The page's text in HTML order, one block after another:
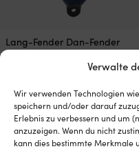
Verwalte
Wir verwenden Technologien
speichern und/oder darauf
Erlebnis zu verbessern und um
anzuzeigen. Wenn du nicht
kann dies bestimmte Merkmale
Lang-Fender Dan-Fender
cm, marineblau mit
69,99€
MwSt. inkl.
3 VORRÄTIG (KANN
NACHBESTELLT WERDEN)